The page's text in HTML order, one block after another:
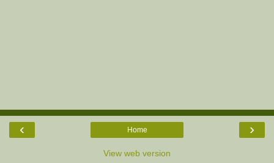
‹ ›
Home
View web version